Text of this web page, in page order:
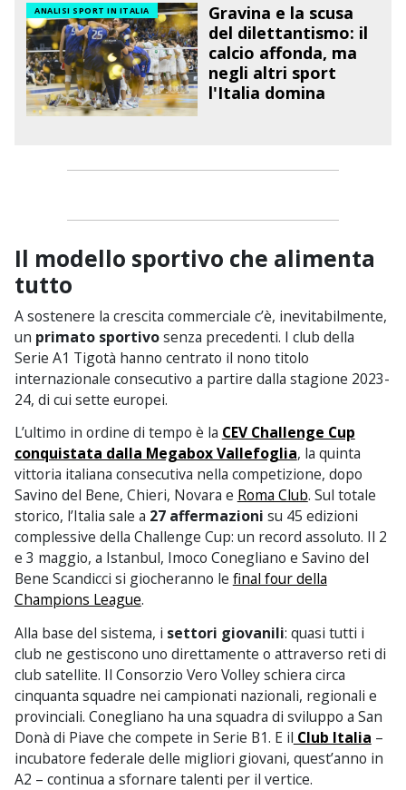
ANALISI SPORT IN ITALIA
Gravina e la scusa
del dilettantismo: il
calcio affonda, ma
negli altri sport
l'Italia domina
Il modello sportivo che alimenta
tutto
A sostenere la crescita commerciale c’è, inevitabilmente,
un primato sportivosenza precedenti. I club della
Serie A1 Tigotà hanno centrato il nono titolo
internazionale consecutivo a partire dalla stagione 2023-
24, di cui sette europei.
L’ultimo in ordine di tempo è la CEV Challenge Cup
conquistata dalla Megabox Vallefoglia, la quinta
vittoria italiana consecutiva nella competizione, dopo
Savino del Bene, Chieri, Novara e Roma Club. Sul totale
storico, l’Italia sale a 27 affermazioni su 45 edizioni
complessive della Challenge Cup: un record assoluto. Il 2
e 3 maggio, a Istanbul, Imoco Conegliano e Savino del
Bene Scandicci si giocheranno le final four della
Champions League.
Alla base del sistema, i settori giovanili: quasi tutti i
club ne gestiscono uno direttamente o attraverso reti di
club satellite. Il Consorzio Vero Volley schiera circa
cinquanta squadre nei campionati nazionali, regionali e
provinciali. Conegliano ha una squadra di sviluppo a San
Donà di Piave che compete in Serie B1. E il Club Italia –
incubatore federale delle migliori giovani, quest’anno in
A2 – continua a sfornare talenti per il vertice.